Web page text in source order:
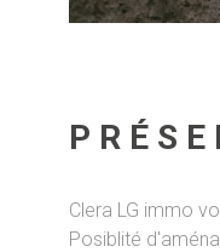
Clera LG immo
Posiblité